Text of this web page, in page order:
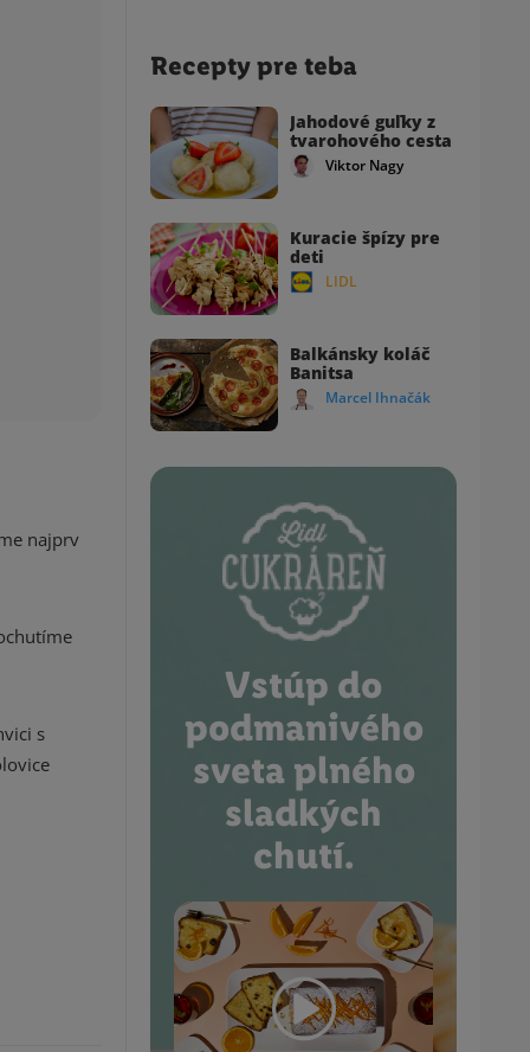
najprv
s
Recepty pre teba
Jahodové guľky z
tvarohového cesta
Viktor Nagy
Kuracie špízy pre
deti
LIDL
Balkánsky koláč
Banitsa
Marcel Ihnačák
Vstúp do
podmanivého
sveta plného
sladkých
chutí.